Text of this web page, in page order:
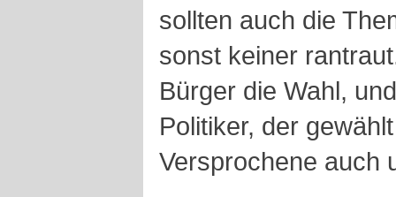
sollten auch die
sonst keiner
Bürger die Wahl,
Politiker, der
Versprochene auch